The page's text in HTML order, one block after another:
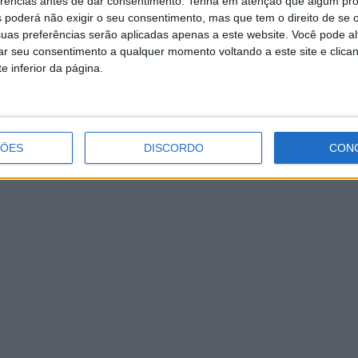
poderá não exigir o seu consentimento, mas que tem o direito de se
preferências serão aplicadas apenas a este website. Você pode
seu consentimento a qualquer momento voltando a este site e
inferior da página.
DISCORDO
infectadas pelo vírus, não temos a confirmação
no e-mail dirigido à diretora-geral de Saúde,
do número de óbitos no concelho de Oliveira